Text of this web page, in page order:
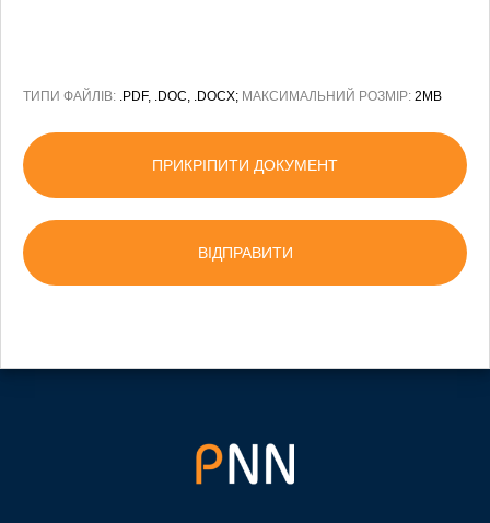
ТИПИ ФАЙЛІВ: .PDF, .DOC, .DOCX; МАКСИМАЛЬНИЙ РОЗМІР: 2MB
ПРИКРІПИТИ ДОКУМЕНТ